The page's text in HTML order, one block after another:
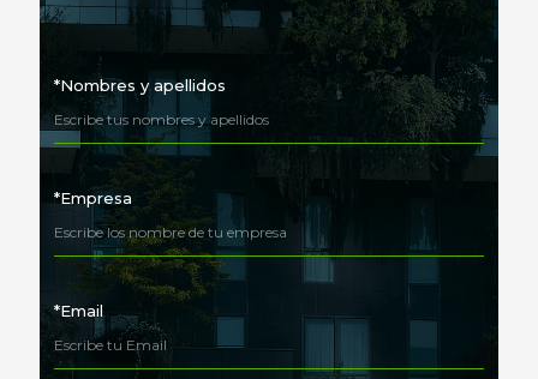
*Nombres y apellidos
*Empresa
*Email